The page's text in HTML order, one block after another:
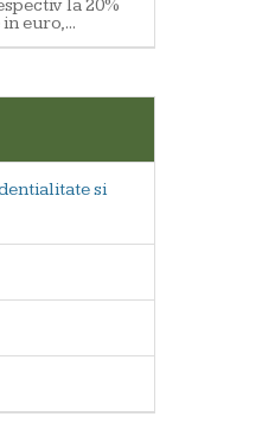
la 20%
euro,...
si